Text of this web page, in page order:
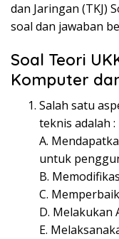
dan Jaringan (TKJ)
soal dan jawaban
Soal Teori
Komputer
Salah satu
teknis adalah :
A.
untuk
B.
C.
D. Melakukan
E.